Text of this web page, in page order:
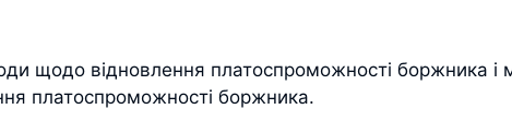
щодо відновлення платоспроможності боржника і
платоспроможності боржника.